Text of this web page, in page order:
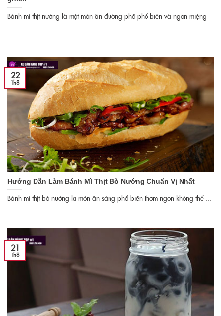
Bánh mì thịt nướng là một món ăn đường phố phổ biến và ngon miệng
...
Hướng Dẫn Làm Bánh Mì Thịt Bò Nướng Chuẩn Vị Nhất
Bánh mì thịt bò nướng là món ăn sáng phổ biến thơm ngon không thể ...
22
Th8
21
Th8